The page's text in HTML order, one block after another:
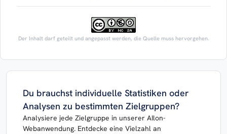
Der Inhalt darf geteilt und angepasst werden, die Quelle muss hervorgehen.
Du brauchst individuelle Statistiken oder
Analysen zu bestimmten Zielgruppen?
Analysiere jede Zielgruppe in unserer AIlon-
Webanwendung. Entdecke eine Vielzahl an